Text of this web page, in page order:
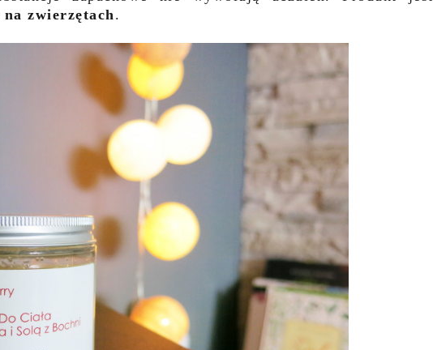
zwierzętach.